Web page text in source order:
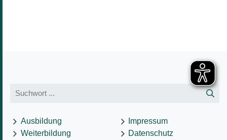
Ausbildung
Weiterbildung
Impressum
Datenschutz